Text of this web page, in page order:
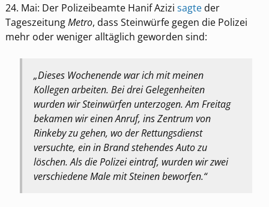
24. Mai: Der Polizeibeamte Hanif Azizi sagteder
TageszeitungMetro, dass Steinwürfe gegen die Polizei
mehr oder weniger alltäglich geworden sind:
„Dieses Wochenende war ich mit meinen
Kollegen arbeiten. Bei drei Gelegenheiten
wurden wir Steinwürfen unterzogen. Am Freitag
bekamen wir einen Anruf, ins Zentrum von
Rinkeby zu gehen, wo der Rettungsdienst
versuchte, ein in Brand stehendes Auto zu
löschen. Als die Polizei eintraf, wurden wir zwei
verschiedene Male mit Steinen beworfen.“